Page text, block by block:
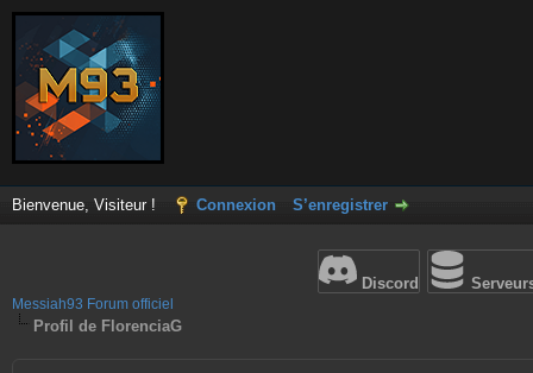
Bienvenue, Visiteur ! Connexion S’enregistrer
Discord
Messiah93 Forum officiel
Profil de FlorenciaG